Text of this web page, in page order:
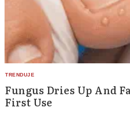
Fungus Dries Up And
First Use